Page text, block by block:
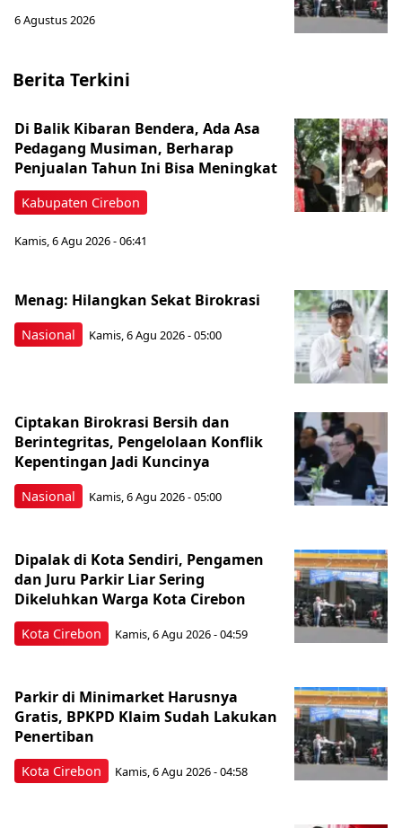
6 Agustus 2026
Berita Terkini
Kabupaten Cirebon
Di Balik Kibaran Bendera, Ada Asa
Pedagang Musiman, Berharap
Penjualan Tahun Ini Bisa Meningkat
Kamis, 6 Agu 2026 - 06:41
Nasional
Menag: Hilangkan Sekat Birokrasi
Kamis, 6 Agu 2026 - 05:00
Nasional
Ciptakan Birokrasi Bersih dan
Berintegritas, Pengelolaan Konflik
Kepentingan Jadi Kuncinya
Kamis, 6 Agu 2026 - 05:00
Kota Cirebon
Dipalak di Kota Sendiri, Pengamen
dan Juru Parkir Liar Sering
Dikeluhkan Warga Kota Cirebon
Kamis, 6 Agu 2026 - 04:59
Kota Cirebon
Parkir di Minimarket Harusnya
Gratis, BPKPD Klaim Sudah Lakukan
Penertiban
Kamis, 6 Agu 2026 - 04:58